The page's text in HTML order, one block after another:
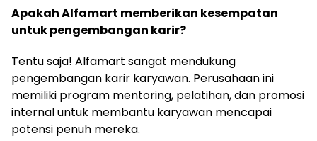
Apakah Alfamart memberikan kesempatan
untuk pengembangan karir?
Tentu saja! Alfamart sangat mendukung
pengembangan karir karyawan. Perusahaan ini
memiliki program mentoring, pelatihan, dan promosi
internal untuk membantu karyawan mencapai
potensi penuh mereka.